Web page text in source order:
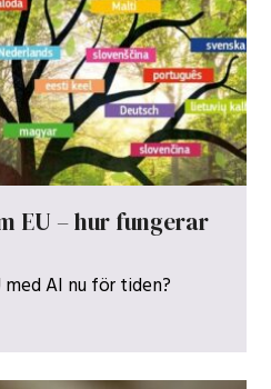
EU – hur fungerar
AI nu för tiden?